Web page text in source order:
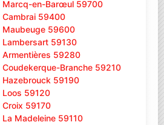
Marcq-en-Barœul 59700
Cambrai 59400
Maubeuge 59600
Lambersart 59130
Armentières 59280
Coudekerque-Branche 59210
Hazebrouck 59190
Loos 59120
Croix 59170
La Madeleine 59110